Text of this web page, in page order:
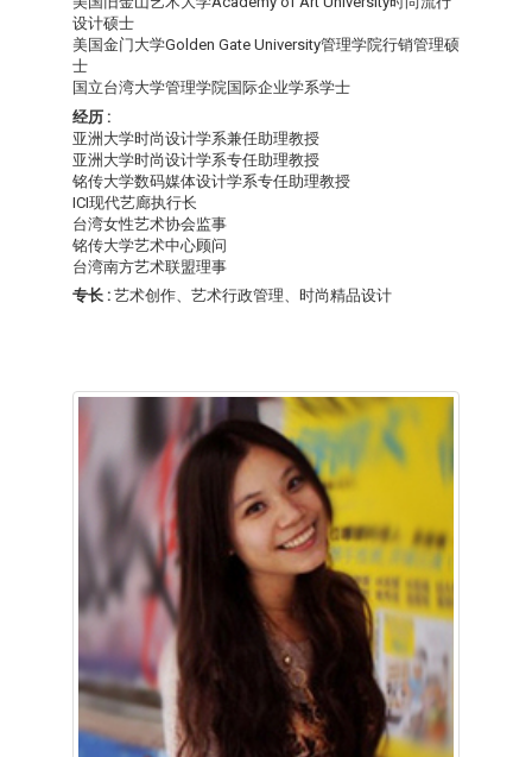
设计硕士
美国金门大学Golden Gate University管理学院行销管理硕
士
国立台湾大学管理学院国际企业学系学士
经历 :
亚洲大学时尚设计学系兼任助理教授
亚洲大学时尚设计学系专任助理教授
铭传大学数码媒体设计学系专任助理教授
ICI现代艺廊执行长
台湾女性艺术协会监事
铭传大学艺术中心顾问
台湾南方艺术联盟理事
专长 : 艺术创作、艺术行政管理、时尚精品设计